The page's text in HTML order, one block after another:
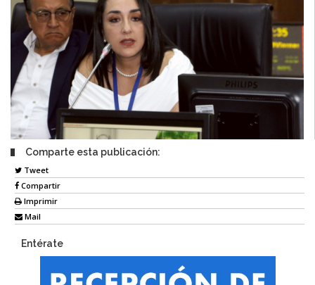
Comparte esta publicación:
Tweet
Compartir
Imprimir
Mail
Entérate